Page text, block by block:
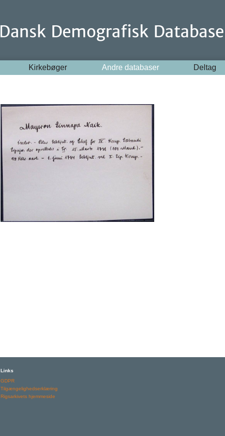
Kirkebøger Andre databaser Deltag
Links
GDPR
Tilgængelighedserklæring
Rigsarkivets hjemmeside